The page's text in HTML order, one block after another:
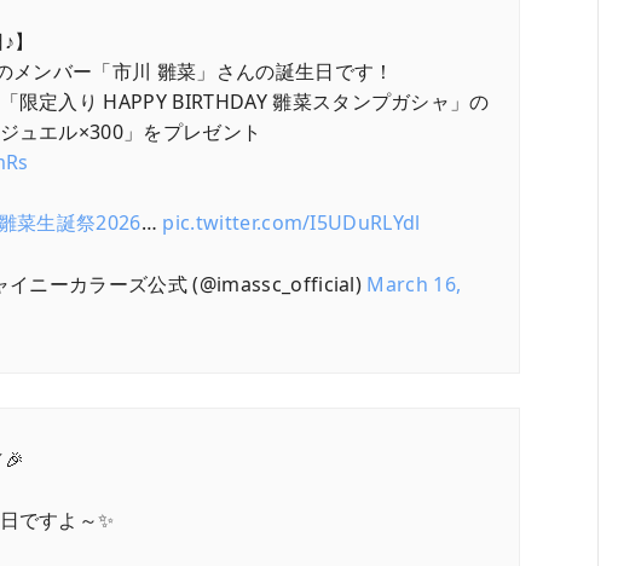
ンバー「市川 雛菜」さんの誕生日です！
限定入り HAPPY BIRTHDAY 雛菜スタンプガシャ」の
ュエル×300」をプレゼント
菜生誕祭2026… pic.twitter.com/I5UDuRLYdl
ニーカラーズ公式 (@imassc_official) March 16,
ですよ～✨️